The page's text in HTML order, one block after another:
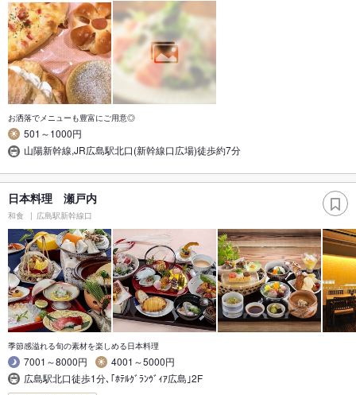
お洒落でメニューも豊富にご用意◎
501～1000円
山陽新幹線,JR広島駅北口(新幹線口広場)徒歩約7分
日本料理 瀬戸内
和食 広島駅新幹線口
季節感溢れる旬の素材を楽しめる日本料理
7001～8000円
4001～5000円
広島駅北口徒歩1分､｢ﾎﾃﾙｸﾞﾗﾝｳﾞｨｱ広島｣2F